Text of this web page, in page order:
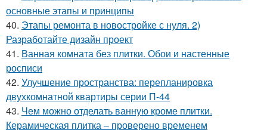
основные этапы и принципы
40. Этапы ремонта в новостройке с нуля. 2)
Разработайте дизайн проект
41. Ванная комната без плитки. Обои и настенные
росписи
42. Улучшение пространства: перепланировка
двухкомнатной квартиры серии П-44
43. Чем можно отделать ванную кроме плитки.
Керамическая плитка – проверено временем